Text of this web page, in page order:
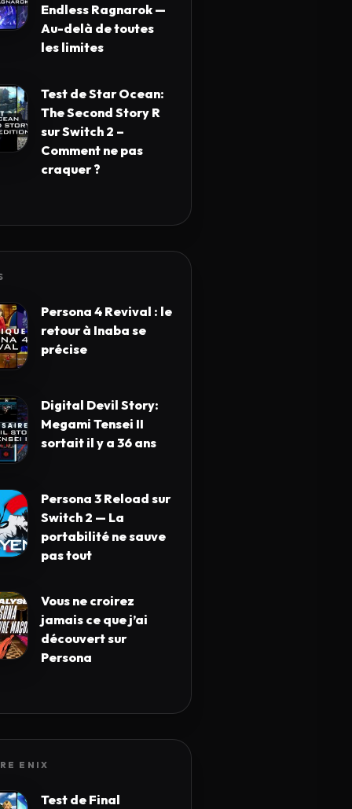
Endless Ragnarok —
Au-delà de toutes
les limites
Test de Star Ocean:
The Second Story R
sur Switch 2 –
Comment ne pas
craquer ?
Persona 4 Revival : le
retour à Inaba se
précise
Digital Devil Story:
Megami Tensei II
sortait il y a 36 ans
Persona 3 Reload sur
Switch 2 — La
portabilité ne sauve
pas tout
Vous ne croirez
jamais ce que j’ai
découvert sur
Persona
ENIX
Test de Final